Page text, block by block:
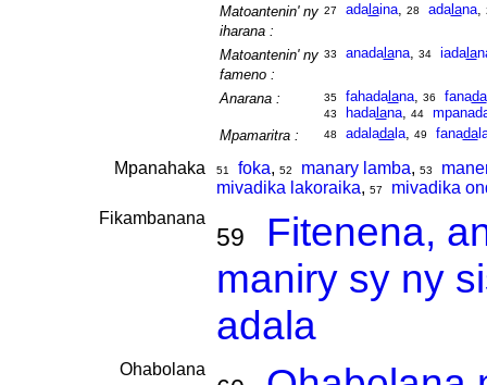
Matoantenin' ny
iharana :
27 adalaina, 28 adalana,
Matoantenin' ny
fameno :
33 anadalana, 34 iadala
Anarana : 35 fahadalana, 36 fanada
43 hadalana, 44
Mpamaritra :
48 adaladala, 49 fanada
Mpanahaka 51 foka, 52 manary lamba, 53
mivadika lakoraika, 57
mivadika
Fikambanana
59
Fitenena,
maniry sy ny
adala
Ohabolana